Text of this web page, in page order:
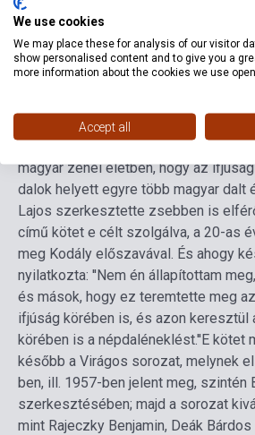
Részletes leírás Kapcsolódó
mint 1000 énekből álló nagyszabású
alkot. Az 1920-as években vált
magyar zenei életben, hogy az
dalok helyett egyre több magyar dalt
Lajos szerkesztette zsebben is
című kötet e célt szolgálva, a 20-as
meg Kodály előszavával. És ahogy
nyilatkozta: ''Nem én állapítottam
és mások, hogy ez teremtette meg
ifjúság körében is, és azon keresztül
körében is a népdaléneklést.''E kötet
később a Virágos sorozat, melynek
ben, ill. 1957-ben jelent meg, szintén
szerkesztésében; majd a sorozat
mint Rajeczky Benjamin, Deák Bárdos
We use cookies
We may place these for analysis of our visitor
show personalised content and to give you a
more information about the cookies we use
Accept all